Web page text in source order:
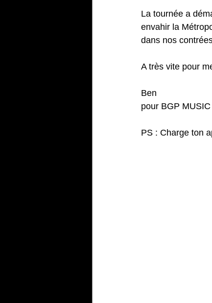
La tournée a
envahir la
dans nos
A très vite pour
Ben
pour BGP
PS : Charge ton